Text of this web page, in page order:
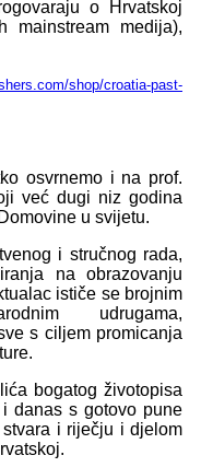
o Hrvatskoj
mainstream medija),
shop/croatia-past-
osvrnemo i na prof.
već dugi niz godina
u svijetu.
i stručnog rada,
na obrazovanju
ističe se brojnim
udrugama,
s ciljem promicanja
bogatog životopisa
danas s gotovo pune
i riječju i djelom